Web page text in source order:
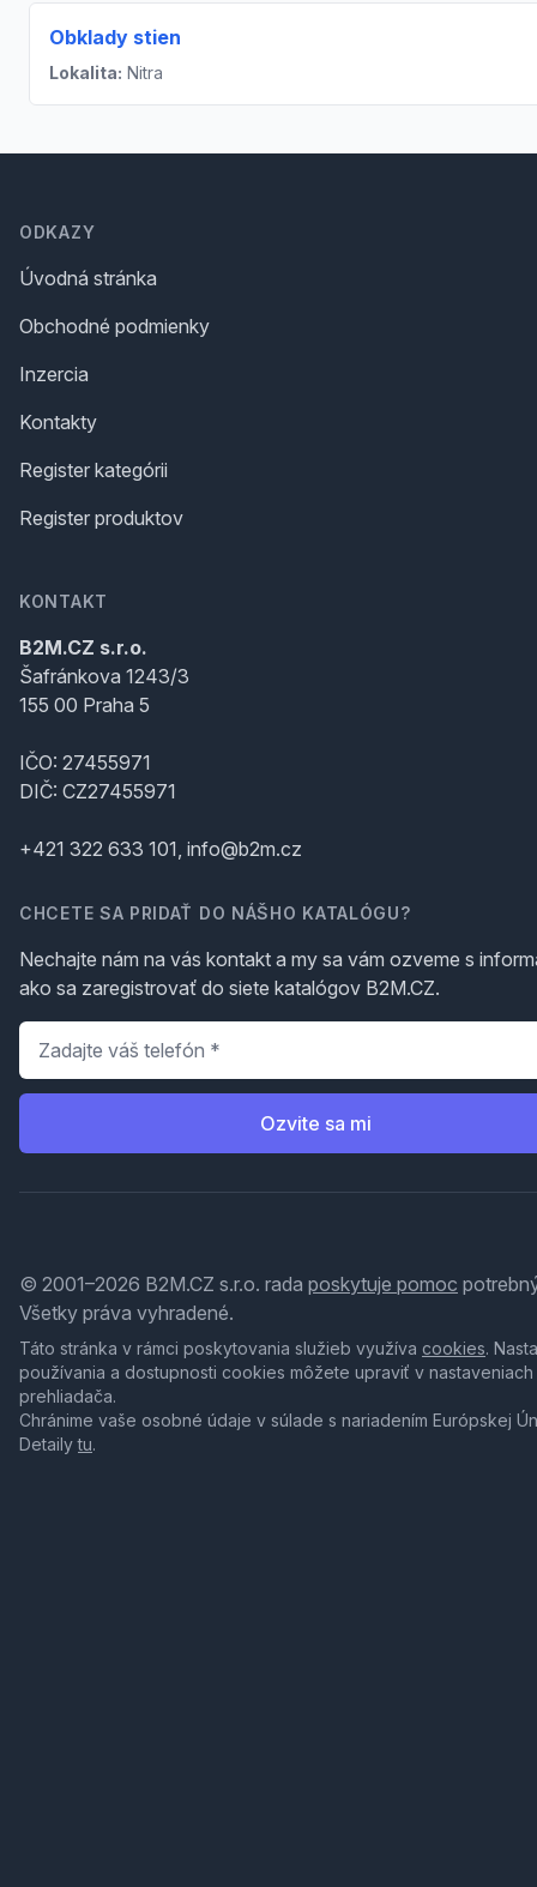
Obklady stien
Lokalita: Nitra
ODKAZY
Úvodná stránka
Obchodné podmienky
Inzercia
Kontakty
Register kategórii
Register produktov
KONTAKT
B2M.CZ s.r.o.
Šafránkova 1243/3
155 00 Praha 5
IČO: 27455971
DIČ: CZ27455971
+421 322 633 101, info@b2m.cz
CHCETE SA PRIDAŤ DO NÁŠHO KATALÓGU?
Nechajte nám na vás kontakt a my sa vám ozveme s
ako sa zaregistrovať do siete katalógov B2M.CZ.
Telefón
Ozvite sa mi
© 2001–2026 B2M.CZ s.r.o. rada poskytuje pomoc
Všetky práva vyhradené.
Táto stránka v rámci poskytovania služieb využíva cookies.
používania a dostupnosti cookies môžete upraviť v nastaveniach
prehliadača.
Chránime vaše osobné údaje v súlade s nariadením Európskej
Detailytu.